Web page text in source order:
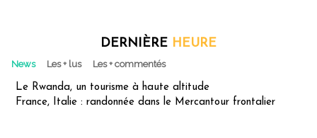
DERNIÈRE HEURE
News Les + lus Les + commentés
Le Rwanda, un tourisme à haute altitude
France, Italie : randonnée dans le Mercantour frontalier